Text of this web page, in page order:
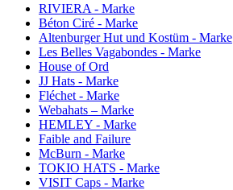
RIVIERA - Marke
Béton Ciré - Marke
Altenburger Hut und Kostüm - Marke
Les Belles Vagabondes - Marke
House of Ord
JJ Hats - Marke
Fléchet - Marke
Webahats – Marke
HEMLEY - Marke
Faible and Failure
McBurn - Marke
TOKIO HATS - Marke
VISIT Caps - Marke